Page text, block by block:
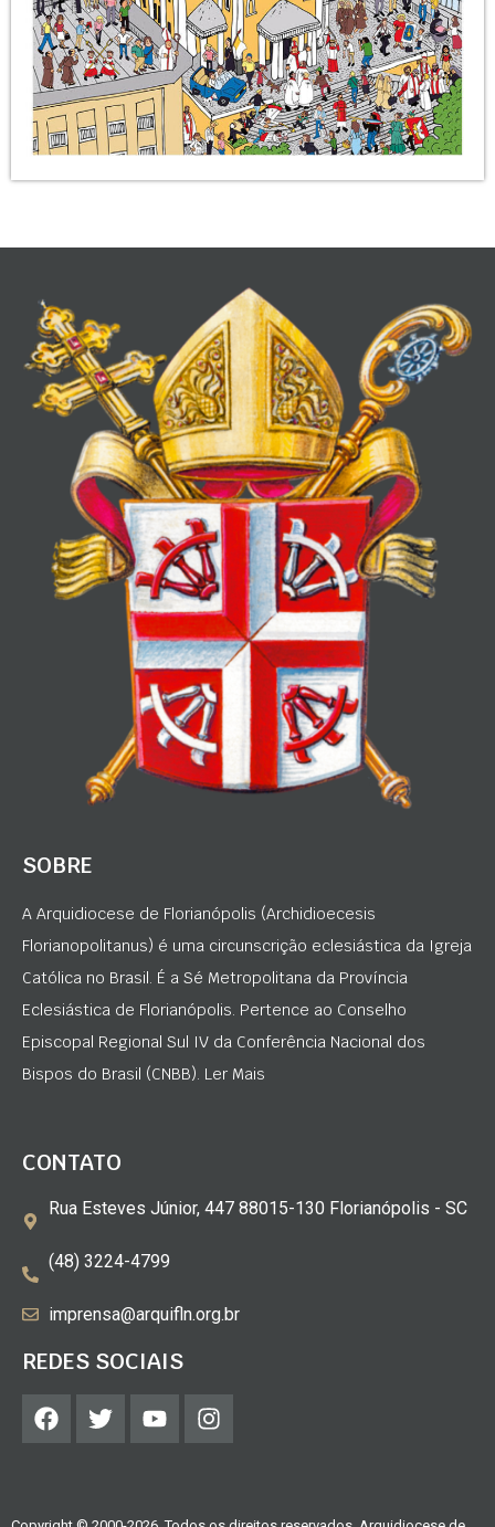
SOBRE
A Arquidiocese de Florianópolis (Archidioecesis
Florianopolitanus) é uma circunscrição eclesiástica da Igreja
Católica no Brasil. É a Sé Metropolitana da Província
Eclesiástica de Florianópolis. Pertence ao Conselho
Episcopal Regional Sul IV da Conferência Nacional dos
Bispos do Brasil (CNBB). Ler Mais
CONTATO
Rua Esteves Júnior, 447 88015-130 Florianópolis - SC
(48) 3224-4799
imprensa@arquifln.org.br
REDES SOCIAIS